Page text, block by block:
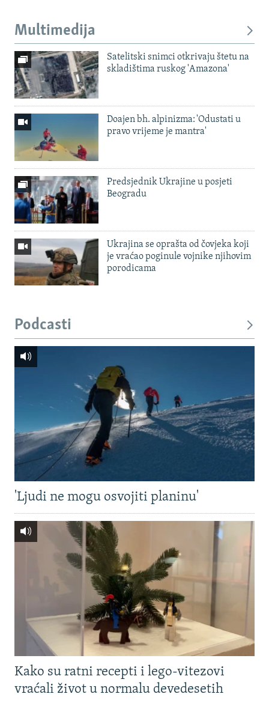
Multimedija
Satelitski snimci otkrivaju štetu na
skladištima ruskog 'Amazona'
Doajen bh. alpinizma: 'Odustati u
pravo vrijeme je mantra'
Predsjednik Ukrajine u posjeti
Beogradu
Ukrajina se oprašta od čovjeka koji
je vraćao poginule vojnike njihovim
porodicama
Podcasti
'Ljudi ne mogu osvojiti planinu'
Kako su ratni recepti i lego-vitezovi
vraćali život u normalu devedesetih